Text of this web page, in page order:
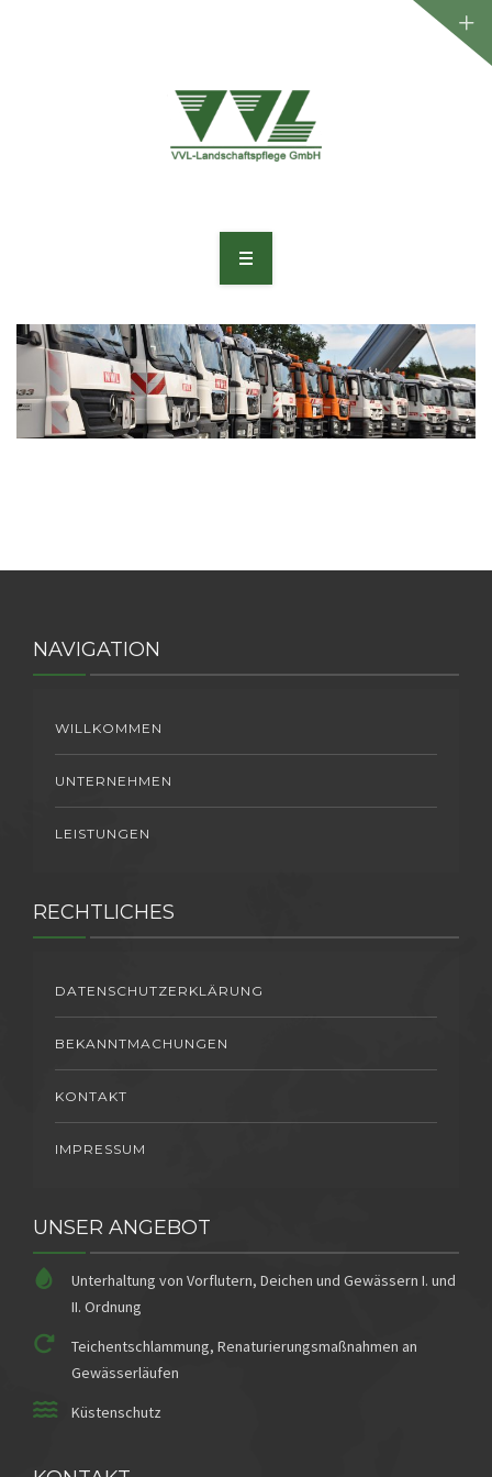
UNTERNEHMEN
LEISTUNGEN
NAVIGATION
WILLKOMMEN
UNTERNEHMEN
LEISTUNGEN
RECHTLICHES
DATENSCHUTZERKLÄRUNG
BEKANNTMACHUNGEN
KONTAKT
IMPRESSUM
UNSER ANGEBOT
Unterhaltung von Vorflutern, Deichen und Gewässern I. und
II. Ordnung
Teichentschlammung, Renaturierungsmaßnahmen an
Gewässerläufen
Küstenschutz